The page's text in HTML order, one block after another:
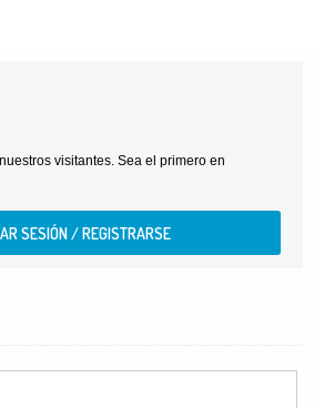
visitantes. Sea el primero en